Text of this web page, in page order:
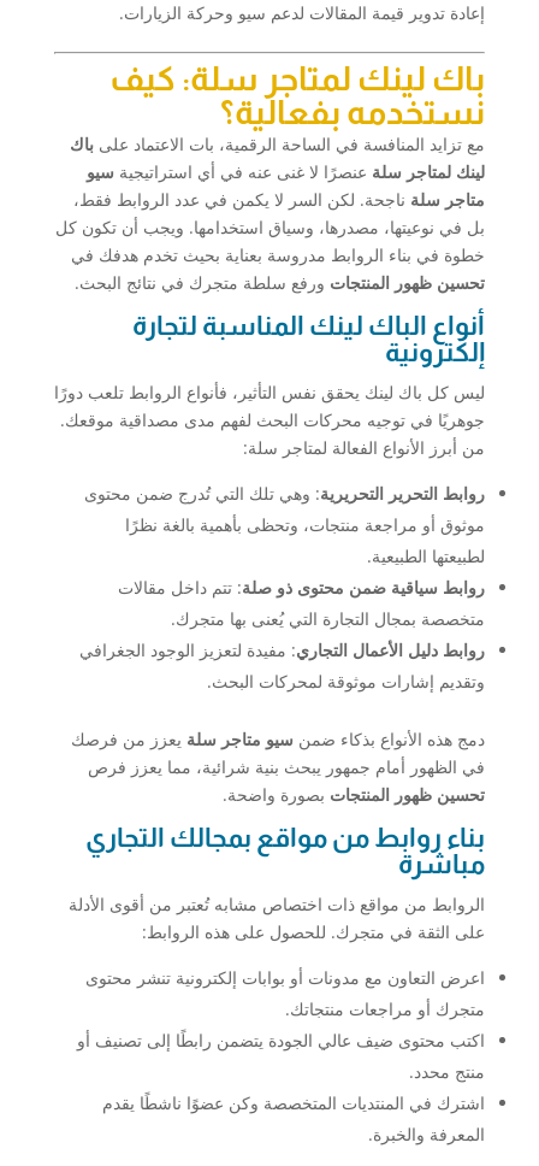
إعادة تدوير قيمة المقالات لدعم سيو وحركة الزيارات.
باك لينك لمتاجر سلة: كيف
نستخدمه بفعالية؟
مع تزايد المنافسة في الساحة الرقمية، بات الاعتماد على باك
لينك لمتاجر سلة عنصرًا لا غنى عنه في أي استراتيجية سيو
متاجر سلة ناجحة. لكن السر لا يكمن في عدد الروابط فقط،
بل في نوعيتها، مصدرها، وسياق استخدامها. ويجب أن تكون كل
خطوة في بناء الروابط مدروسة بعناية بحيث تخدم هدفك في
تحسين ظهور المنتجات ورفع سلطة متجرك في نتائج البحث.
أنواع الباك لينك المناسبة لتجارة
إلكترونية
ليس كل باك لينك يحقق نفس التأثير، فأنواع الروابط تلعب دورًا
جوهريًا في توجيه محركات البحث لفهم مدى مصداقية موقعك.
من أبرز الأنواع الفعالة لمتاجر سلة:
روابط التحرير التحريرية: وهي تلك التي تُدرج ضمن محتوى
موثوق أو مراجعة منتجات، وتحظى بأهمية بالغة نظرًا
لطبيعتها الطبيعية.
روابط سياقية ضمن محتوى ذو صلة: تتم داخل مقالات
متخصصة بمجال التجارة التي يُعنى بها متجرك.
روابط دليل الأعمال التجاري: مفيدة لتعزيز الوجود الجغرافي
وتقديم إشارات موثوقة لمحركات البحث.
دمج هذه الأنواع بذكاء ضمن سيو متاجر سلة يعزز من فرصك
في الظهور أمام جمهور يبحث بنية شرائية، مما يعزز فرص
تحسين ظهور المنتجات بصورة واضحة.
بناء روابط من مواقع بمجالك التجاري
مباشرة
الروابط من مواقع ذات اختصاص مشابه تُعتبر من أقوى الأدلة
على الثقة في متجرك. للحصول على هذه الروابط:
اعرض التعاون مع مدونات أو بوابات إلكترونية تنشر محتوى
متجرك أو مراجعات منتجاتك.
اكتب محتوى ضيف عالي الجودة يتضمن رابطًا إلى تصنيف أو
منتج محدد.
اشترك في المنتديات المتخصصة وكن عضوًا ناشطًا يقدم
المعرفة والخبرة.